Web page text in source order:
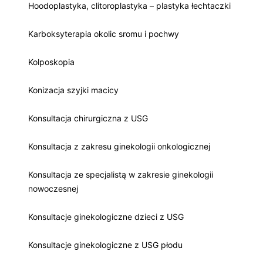
Hoodoplastyka, clitoroplastyka – plastyka łechtaczki
Karboksyterapia okolic sromu i pochwy
Kolposkopia
Konizacja szyjki macicy
Konsultacja chirurgiczna z USG
Konsultacja z zakresu ginekologii onkologicznej
Konsultacja ze specjalistą w zakresie ginekologii
nowoczesnej
Konsultacje ginekologiczne dzieci z USG
Konsultacje ginekologiczne z USG płodu